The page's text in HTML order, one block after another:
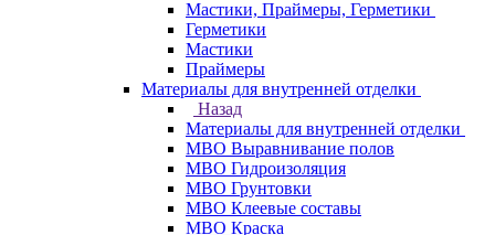
Мастики, Праймеры, Герметики
Герметики
Мастики
Праймеры
Материалы для внутренней отделки
Назад
Материалы для внутренней отделки
МВО Выравнивание полов
МВО Гидроизоляция
МВО Грунтовки
МВО Клеевые составы
МВО Краска